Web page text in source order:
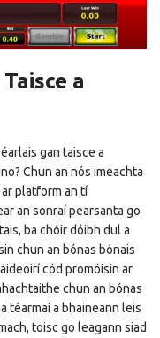
a
gan taisce a
Chun an nós imeachta
platform an tí
an sonraí pearsanta go
ba chóir dóibh dul a
chun an bónas bónais
cód promóisin ar
chun an bónas
téarmaí a bhaineann leis
toisc go leagann siad